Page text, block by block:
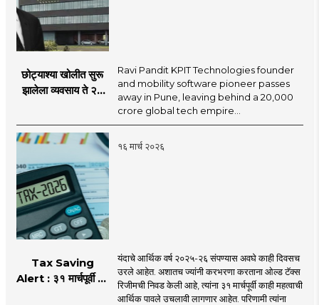
छोट्याश्या खोलीत सुरू
झालेला व्यवसाय ते २०
साम्राज्याचे ‘सॉफ्टवेअर
किंग’ डॉ. रवी पंडीत यांचे
Ravi Pandit KPIT Technologies founder
and mobility software pioneer passes
away in Pune, leaving behind a ₹20,000
crore global tech empire...
१६ मार्च २०२६
Tax Saving
Alert : ३१ मार्चपूर्वी पूर्ण
यंदाचे आर्थिक वर्ष २०२५-२६ संपण्यास अवघे काही दिवसच
उरले आहेत. अशातच ज्यांनी करभरणा करताना ओल्ड टॅक्स
रिजीमची निवड केली आहे, त्यांना ३१ मार्चपूर्वी काही महत्वाची
आर्थिक पावले उचलावी लागणार आहेत. परिणामी त्यांना